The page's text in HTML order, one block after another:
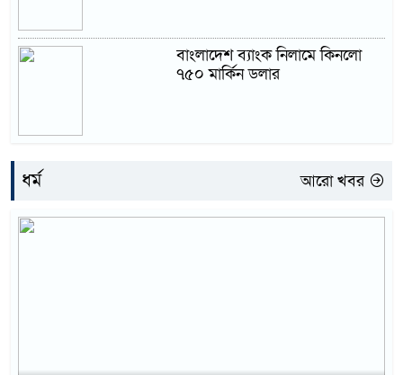
বাংলাদেশ ব্যাংক নিলামে কিনলো
৭৫০ মার্কিন ডলার
ধর্ম আরো খবর